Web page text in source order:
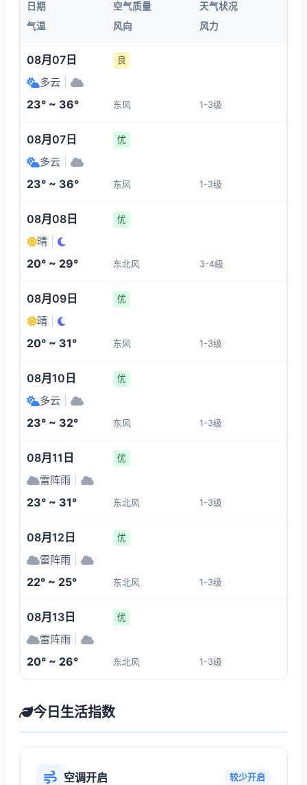
20:00
26°
3-4
21:00 23:00
06:00
23°
3-4
00:00 02:00
21°
1-3 3-4
10:00
27°
11:00
3-4
日期 空气质量
天气状况
气温
风向 风力
08月07日 良
多云
23° ~ 36° 东风 1-3级
08月07日 优
多云
23° ~ 36° 东风 1-3级
08月08日 优
晴
20° ~ 29° 东北风 3-4级
08月09日 优
晴
20° ~ 31° 东风 1-3级
08月10日 优
多云
23° ~ 32° 东风 1-3级
08月11日 优
雷阵雨
23° ~ 31° 东北风 1-3级
08月12日 优
雷阵雨
22° ~ 25° 东北风 1-3级
08月13日 优
雷阵雨
20° ~ 26° 东北风 1-3级
今日生活指数
空调开启 较少开启